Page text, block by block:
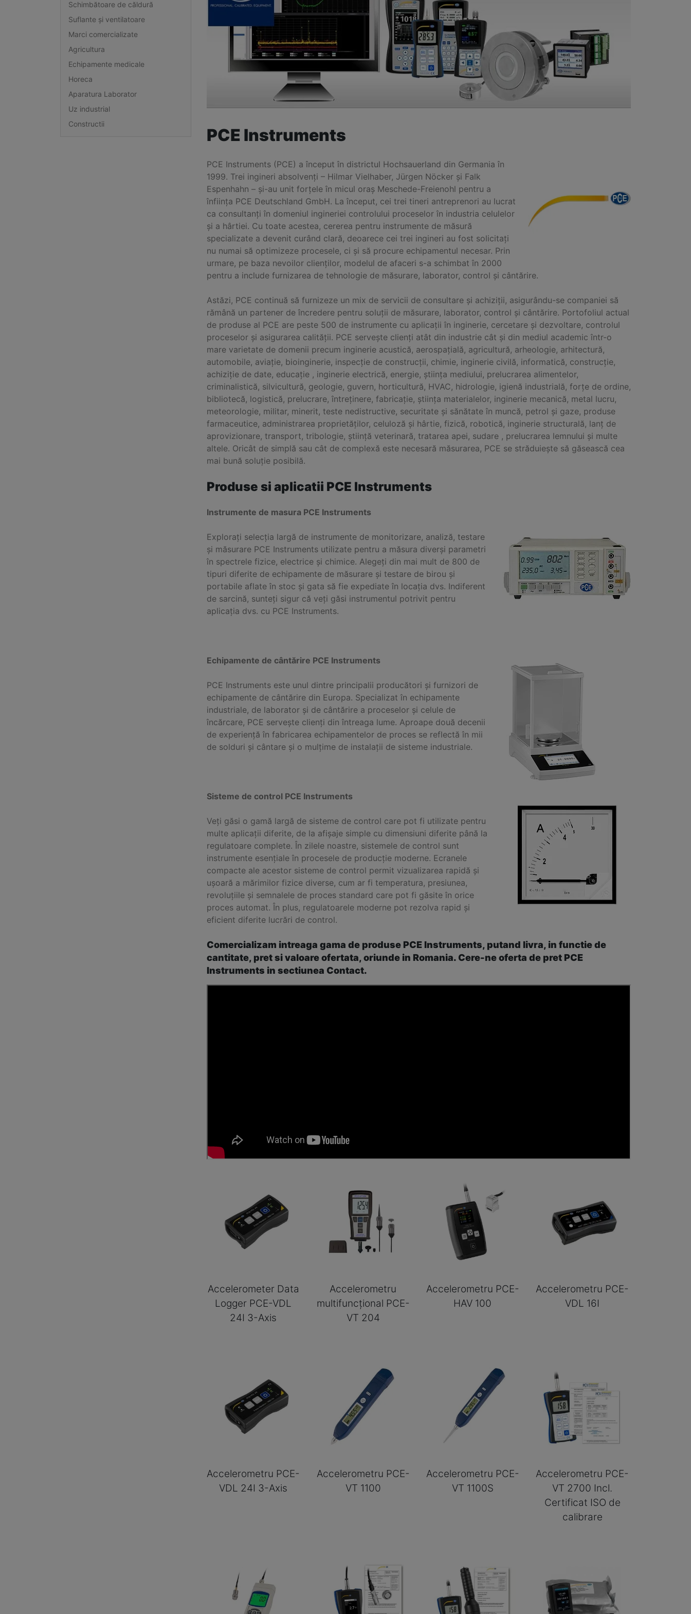
Schimbătoare de căldură
Suflante și ventilatoare
Marci comercializate
Agricultura
Echipamente medicale
Horeca
Aparatura Laborator
Uz industrial
Constructii
PCE Instruments
PCE Instruments (PCE) a început în districtul Hochsauerland din Germania în
1999. Trei ingineri absolvenți – Hilmar Vielhaber, Jürgen Nöcker și Falk
Espenhahn – și-au unit forțele în micul oraș Meschede-Freienohl pentru a
înființa PCE Deutschland GmbH. La început, cei trei tineri antreprenori au lucrat
ca consultanți în domeniul ingineriei controlului proceselor în industria celulelor
și a hârtiei. Cu toate acestea, cererea pentru instrumente de măsură
specializate a devenit curând clară, deoarece cei trei ingineri au fost solicitați
nu numai să optimizeze procesele, ci și să procure echipamentul necesar. Prin
urmare, pe baza nevoilor clienților, modelul de afaceri s-a schimbat în 2000
pentru a include furnizarea de tehnologie de măsurare, laborator, control și cântărire.
Astăzi, PCE continuă să furnizeze un mix de servicii de consultare și achiziții, asigurându-se companiei să
rămână un partener de încredere pentru soluții de măsurare, laborator, control și cântărire. Portofoliul actual
de produse al PCE are peste 500 de instrumente cu aplicații în inginerie, cercetare și dezvoltare, controlul
proceselor și asigurarea calității. PCE servește clienți atât din industrie cât și din mediul academic într-o
mare varietate de domenii precum inginerie acustică, aerospațială, agricultură, arheologie, arhitectură,
automobile, aviație, bioinginerie, inspecție de construcții, chimie, inginerie civilă, informatică, construcție,
achiziție de date, educație , inginerie electrică, energie, știința mediului, prelucrarea alimentelor,
criminalistică, silvicultură, geologie, guvern, horticultură, HVAC, hidrologie, igienă industrială, forțe de ordine,
bibliotecă, logistică, prelucrare, întreținere, fabricație, știința materialelor, inginerie mecanică, metal lucru,
meteorologie, militar, minerit, teste nedistructive, securitate și sănătate în muncă, petrol și gaze, produse
farmaceutice, administrarea proprietăților, celuloză și hârtie, fizică, robotică, inginerie structurală, lanț de
aprovizionare, transport, tribologie, știință veterinară, tratarea apei, sudare , prelucrarea lemnului și multe
altele. Oricât de simplă sau cât de complexă este necesară măsurarea, PCE se străduiește să găsească cea
mai bună soluție posibilă.
Produse si aplicatii PCE Instruments
Instrumente de masura PCE Instruments
Explorați selecția largă de instrumente de monitorizare, analiză, testare
și măsurare PCE Instruments utilizate pentru a măsura diverși parametri
în spectrele fizice, electrice și chimice. Alegeți din mai mult de 800 de
tipuri diferite de echipamente de măsurare și testare de birou și
portabile aflate în stoc și gata să fie expediate în locația dvs. Indiferent
de sarcină, sunteți sigur că veți găsi instrumentul potrivit pentru
aplicația dvs. cu PCE Instruments.
Echipamente de cântărire PCE Instruments
PCE Instruments este unul dintre principalii producători și furnizori de
echipamente de cântărire din Europa. Specializat în echipamente
industriale, de laborator și de cântărire a proceselor și celule de
încărcare, PCE servește clienți din întreaga lume. Aproape două decenii
de experiență în fabricarea echipamentelor de proces se reflectă în mii
de solduri și cântare și o mulțime de instalații de sisteme industriale.
Sisteme de control PCE Instruments
Veți găsi o gamă largă de sisteme de control care pot fi utilizate pentru
multe aplicații diferite, de la afișaje simple cu dimensiuni diferite până la
regulatoare complete. În zilele noastre, sistemele de control sunt
instrumente esențiale în procesele de producție moderne. Ecranele
compacte ale acestor sisteme de control permit vizualizarea rapidă și
ușoară a mărimilor fizice diverse, cum ar fi temperatura, presiunea,
revoluțiile și semnalele de proces standard care pot fi găsite în orice
proces automat. În plus, regulatoarele moderne pot rezolva rapid și
eficient diferite lucrări de control.
Comercializam intreaga gama de produse PCE Instruments, putand livra, in functie de
cantitate, pret si valoare ofertata, oriunde in Romania. Cere-ne oferta de pret PCE
Instruments in sectiunea Contact.
Accelerometer Data
Logger PCE-VDL
24I 3-Axis
Accelerometru
multifuncțional PCE-
VT 204
Accelerometru PCE-
HAV 100
Accelerometru PCE-
VDL 16I
Accelerometru PCE-
VDL 24I 3-Axis
Accelerometru PCE-
VT 1100
Accelerometru PCE-
VT 1100S
Accelerometru PCE-
VT 2700 Incl.
Certificat ISO de
calibrare